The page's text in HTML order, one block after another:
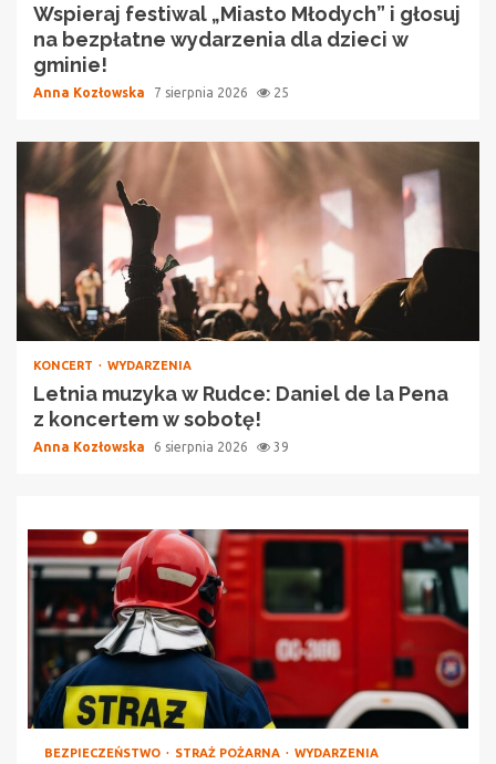
Wspieraj festiwal „Miasto Młodych” i głosuj
na bezpłatne wydarzenia dla dzieci w
gminie!
Anna Kozłowska 7 sierpnia 2026 25
KONCERT WYDARZENIA
Letnia muzyka w Rudce: Daniel de la Pena
z koncertem w sobotę!
Anna Kozłowska 6 sierpnia 2026 39
BEZPIECZEŃSTWO STRAŻ POŻARNA WYDARZENIA